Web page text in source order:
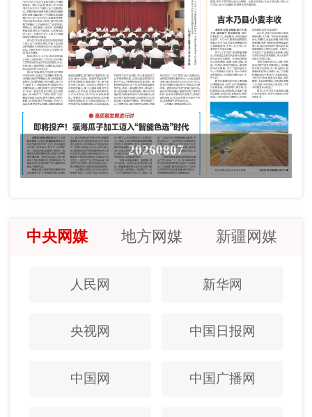
20260807
中央网媒 地方网媒 新疆网媒
人民网 新华网
央视网 中国日报网
中国网 中国广播网